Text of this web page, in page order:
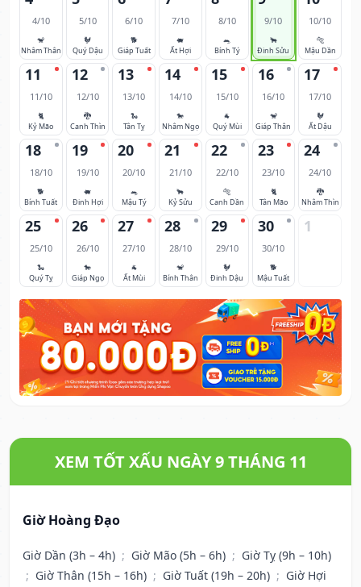
4/10
🐒
Nhâm Thân
5/10
🐓
Quý Dậu
6/10
🐕
Giáp Tuất
7/10
🐖
Ất Hợi
8/10
🐀
Bính Tý
9/10
🐂
Đinh Sửu
10/10
🐅
Mậu Dần
11
11/10
🐈
Kỷ Mão
12
12/10
🐉
Canh Thìn
13
13/10
🐍
Tân Tỵ
14
14/10
🐎
Nhâm Ngọ
15
15/10
🐐
Quý Mùi
16
16/10
🐒
Giáp Thân
17
17/10
🐓
Ất Dậu
18
18/10
🐕
Bính Tuất
19
19/10
🐖
Đinh Hợi
20
20/10
🐀
Mậu Tý
21
21/10
🐂
Kỷ Sửu
22
22/10
🐅
Canh Dần
23
23/10
🐈
Tân Mão
24
24/10
🐉
Nhâm Thìn
25
25/10
🐍
Quý Tỵ
26
26/10
🐎
Giáp Ngọ
27
27/10
🐐
Ất Mùi
28
28/10
🐒
Bính Thân
29
29/10
🐓
Đinh Dậu
30
30/10
🐕
Mậu Tuất
1
XEM TỐT XẤU NGÀY 9 THÁNG 11
Giờ Hoàng Đạo
Giờ Dần (3h – 4h) ; Giờ Mão (5h – 6h) ; Giờ Tỵ (9h – 10h)
; Giờ Thân (15h – 16h) ; Giờ Tuất (19h – 20h) ; Giờ Hợi